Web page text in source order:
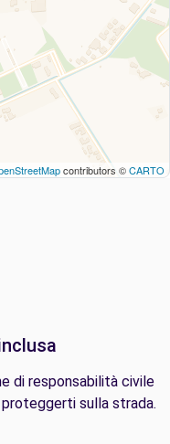
contributors ©CARTO
di responsabilità civile
sulla strada.